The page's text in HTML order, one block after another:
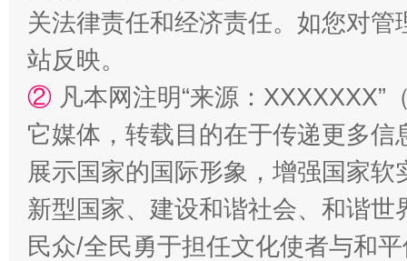
漫山遍野的桃花与雪山、麦地、白藏房 除
关法律责任和经济责任。如您对
站反映。
② 凡本网注明“来源：
它媒体，转载目的在于传递更多
展示国家的国际形象，增强国家
新型国家、建设和谐社会、和谐
民众/全民勇于担任文化使者与和